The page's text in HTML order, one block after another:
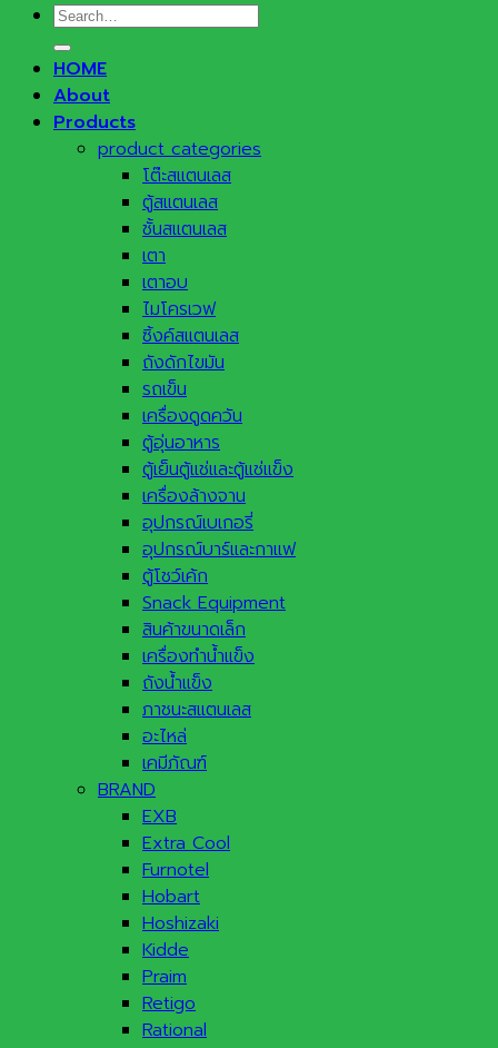
Search
for:
HOME
About
Products
product categories
โต๊ะสแตนเลส
ตู้สแตนเลส
ชั้นสแตนเลส
เตา
เตาอบ
ไมโครเวฟ
ซิ้งค์สแตนเลส
ถังดักไขมัน
รถเข็น
เครื่องดูดควัน
ตู้อุ่นอาหาร
ตู้เย็นตู้แช่และตู้แช่แข็ง
เครื่องล้างจาน
อุปกรณ์เบเกอรี่
อุปกรณ์บาร์และกาแฟ
ตู้โชว์เค้ก
Snack Equipment
สินค้าขนาดเล็ก
เครื่องทำน้ำแข็ง
ถังน้ำแข็ง
ภาชนะสแตนเลส
อะไหล่
เคมีภัณฑ์
BRAND
EXB
Extra Cool
Furnotel
Hobart
Hoshizaki
Kidde
Praim
Retigo
Rational